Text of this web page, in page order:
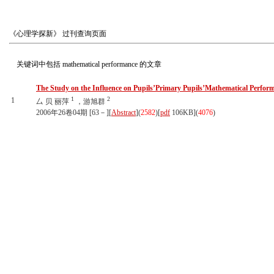
《心理学探新》 过刊查询页面
关键词中包括 mathematical performance 的文章
1
The Study on the Influence on Pupils’Primary Pupils’Mathematical
厶 贝 丽萍 1 ，游旭群 2
2006年26卷04期 [63－][Abstract](2582)[pdf 106KB](4076)